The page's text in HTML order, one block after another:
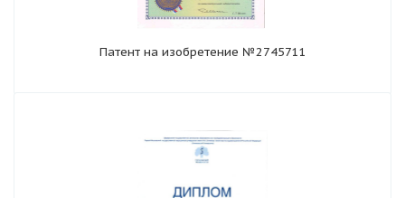
Патент на изобретение №2745711